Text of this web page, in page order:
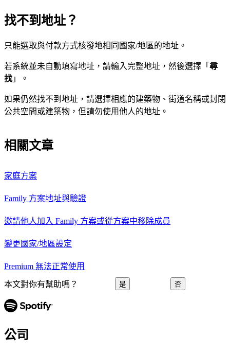
找不到地址？
只能選取與付款方式核發地相同國家/地區的地址。
若系統並未自動填寫地址，請輸入完整地址，然後選擇「 尋
找」。
如果仍然找不到地址，請選擇相應的建築物、街道名稱或封閉
公共空間或建築物，但請勿使用他人的地址。
相關文章
家庭方案
Family 方案地址與驗證
邀請他人加入 Family 方案或從方案中移除成員
變更國家/地區設定
Premium 無法正常使用
本文對你有幫助嗎？ 是 否
公司